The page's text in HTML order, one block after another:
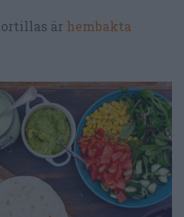
är hembakta